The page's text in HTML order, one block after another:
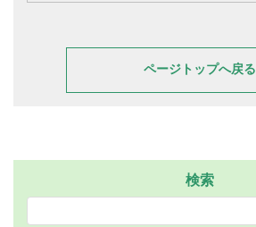
ページトップへ戻る
検索